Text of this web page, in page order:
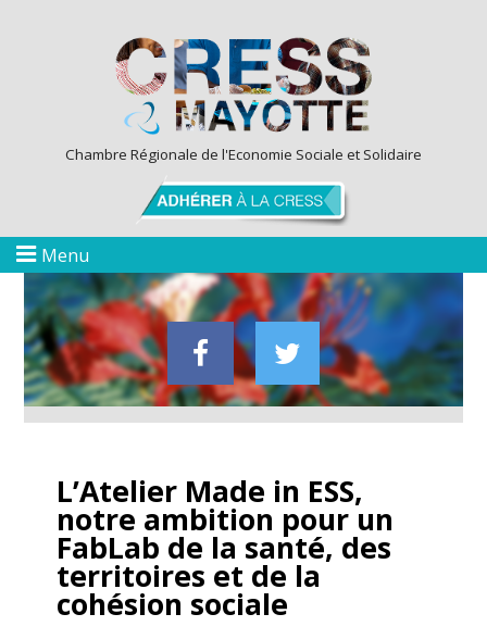
Chambre Régionale de l'Economie Sociale et Solidaire
Menu
L’Atelier Made in ESS,
notre ambition pour un
FabLab de la santé, des
territoires et de la
cohésion sociale